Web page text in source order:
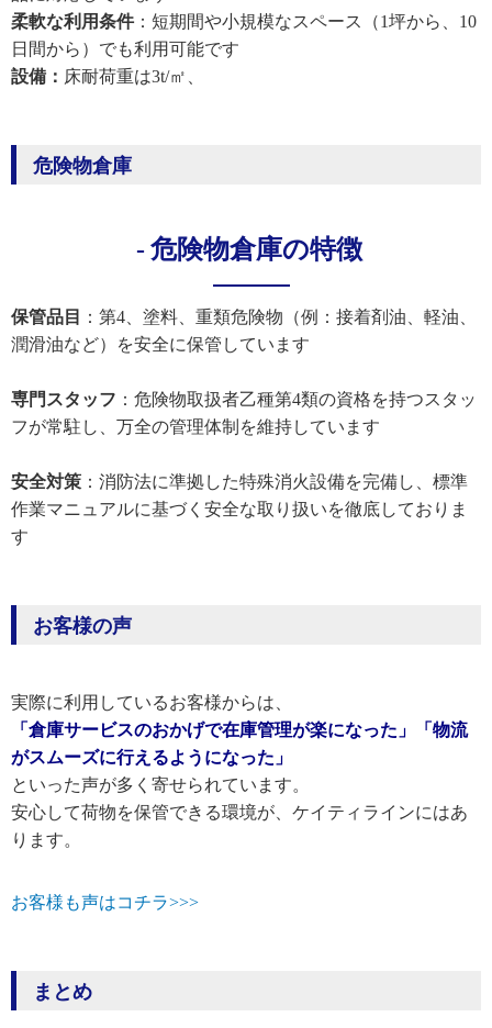
柔軟な利用条件：短期間や小規模なスペース（1坪から、10
日間から）でも利用可能です
設備： 床耐荷重は3t/㎡、
危険物倉庫
危険物倉庫の特徴
保管品目
：第4、塗料、重類危険物（例：接着剤油、軽油、
潤滑油など）を安全に保管しています
専門スタッフ ：危険物取扱者乙種第4類の資格を持つスタッ
フが常駐し、万全の管理体制を維持しています
安全対策 ：消防法に準拠した特殊消火設備を完備し、標準
作業マニュアルに基づく安全な取り扱いを徹底しておりま
す
お客様の声
実際に利用しているお客様からは、
「倉庫サービスのおかげで在庫管理が楽になった」「物流
がスムーズに行えるようになった」
といった声が多く寄せられています。
安心して荷物を保管できる環境が、ケイティラインにはあ
ります。
お客様も声はコチラ>>>
まとめ